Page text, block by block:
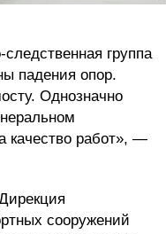
группа
падения опор.
Однозначно
качество работ», —
сооружений